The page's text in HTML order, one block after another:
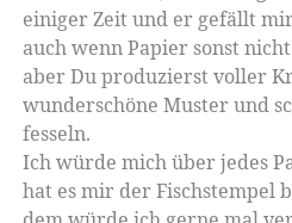
einiger Zeit und er gefällt
auch wenn Papier sonst
aber Du produzierst voller
wunderschöne Muster und
fesseln.
Ich würde mich über jedes
hat es mir der Fischstempel